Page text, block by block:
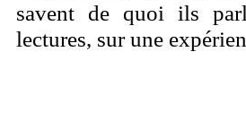
savent de quoi ils
lectures, sur une